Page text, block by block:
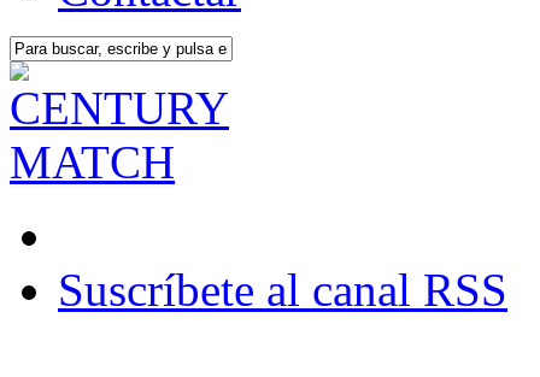
Suscríbete al canal RSS